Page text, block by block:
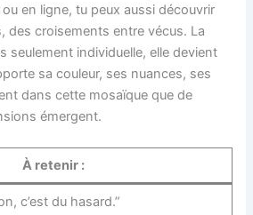
en ligne, tu peux aussi découvrir
des croisements entre vécus. La
seulement individuelle, elle devient
sa couleur, ses nuances, ses
dans cette mosaïque que de
émergent.
À retenir :
c’est du hasard.”